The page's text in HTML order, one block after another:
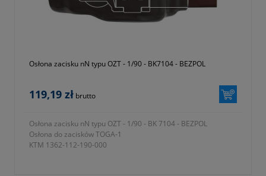
Osłona zacisku nN typu OZT - 1/90 - BK7104 - BEZPOL
119,19 zł brutto
Osłona zacisku nN typu OZT - 1/90 - BK 7104 - BEZPOL
Osłona do zacisków TOGA-1
KTM 1362-112-190-000